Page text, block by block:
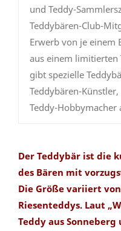
und Teddy-
Teddybären-Club-
Erwerb von je einem
aus einem limitierten
gibt spezielle
Teddybären-
Teddy-
Der Teddybär ist die
des Bären mit
Die Größe variiert
Riesenteddys. Laut
Teddy aus